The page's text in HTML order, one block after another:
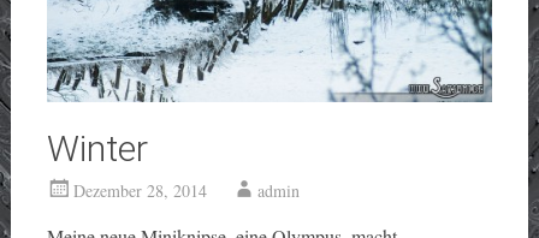
Winter
Dezember 28, 2014 admin